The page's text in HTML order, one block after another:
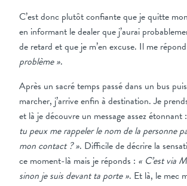
C’est donc plutôt confiante que je quitte
en informant le dealer que j’aurai
de retard et que je m’en excuse. Il me
problème ».
Après un sacré temps passé dans un bus
marcher, j’arrive enfin à destination. Je
et là je découvre un message assez étonnant :
tu peux me rappeler le nom de la personne
mon contact ? ». Difficile de décrire la
ce moment-là mais je réponds : « C’est via
sinon je suis devant ta porte ». Et là, le mec